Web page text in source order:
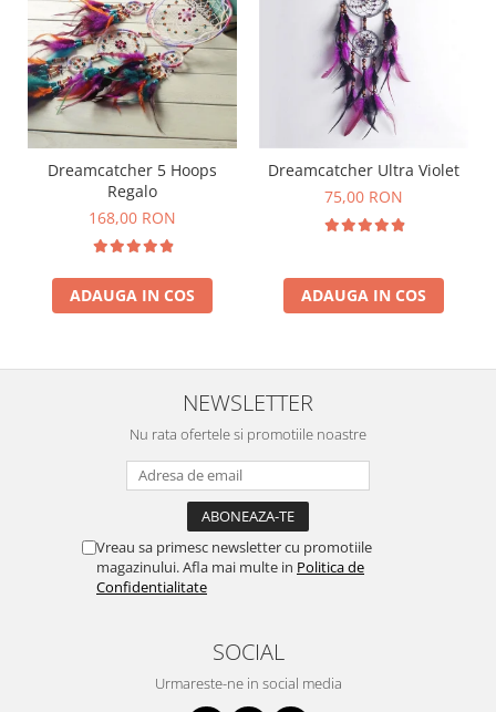
Dreamcatcher 5 Hoops
Regalo
168,00 RON
ADAUGA IN COS
Dreamcatcher Ultra Violet
75,00 RON
ADAUGA IN COS
NEWSLETTER
Nu rata ofertele si promotiile noastre
Vreau sa primesc newsletter cu promotiile
magazinului. Afla mai multe in Politica de
Confidentialitate
SOCIAL
Urmareste-ne in social media